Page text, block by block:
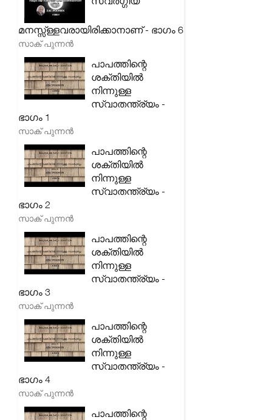
മനസ്സ്ള്ളവരായിരിക്കാനാണ് - ഭാഗം 6
സാക് പുന്നൻ
പാപത്തിന്റെ
ശക്തിയിൽ
നിന്നുള്ള
സ്വാതന്ത്ര്യം -
ഭാഗം 1
സാക് പുന്നൻ
പാപത്തിന്റെ
ശക്തിയിൽ
നിന്നുള്ള
സ്വാതന്ത്ര്യം -
ഭാഗം 2
സാക് പുന്നൻ
പാപത്തിന്റെ
ശക്തിയിൽ
നിന്നുള്ള
സ്വാതന്ത്ര്യം -
ഭാഗം 3
സാക് പുന്നൻ
പാപത്തിന്റെ
ശക്തിയിൽ
നിന്നുള്ള
സ്വാതന്ത്ര്യം -
ഭാഗം 4
സാക് പുന്നൻ
പാപത്തിന്റെ